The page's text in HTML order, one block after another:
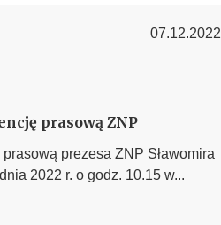
07.12.2022
prasową ZNP
prezesa ZNP Sławomira
2022 r. o godz. 10.15 w...